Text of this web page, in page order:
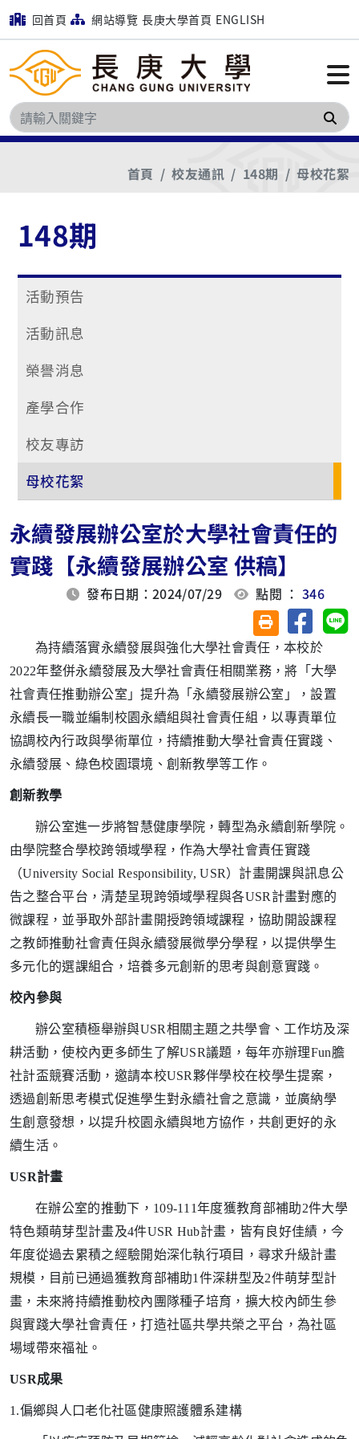
回首頁 網站導覽 長庚大學首頁 ENGLISH
搜
首頁 校友通訊 148期 母校花絮
148期
活動預告
活動訊息
榮譽消息
產學合作
校友專訪
母校花絮
永續發展辦公室於大學社會責任的
實踐【永續發展辦公室 供稿】
發布日期：2024/07/29 點閱 ：346
友善列印(另開視
分享至
為持續落實永續發展與強化大學社會責任，本校於
2022年整併永續發展及大學社會責任相關業務，將「大學
社會責任推動辦公室」提升為「永續發展辦公室」，設置
永續長一職並編制校園永續組與社會責任組，以專責單位
協調校內行政與學術單位，持續推動大學社會責任實踐、
永續發展、綠色校園環境、創新教學等工作。
創新教學
辦公室進一步將智慧健康學院，轉型為永續創新學院。
由學院整合學校跨領域學程，作為大學社會責任實踐
（University Social Responsibility, USR）計畫開課與訊息公
告之整合平台，清楚呈現跨領域學程與各USR計畫對應的
微課程，並爭取外部計畫開授跨領域課程，協助開設課程
之教師推動社會責任與永續發展微學分學程，以提供學生
多元化的選課組合，培養多元創新的思考與創意實踐。
校內參與
辦公室積極舉辦與USR相關主題之共學會、工作坊及深
耕活動，使校內更多師生了解USR議題，每年亦辦理Fun膽
社計盃競賽活動，邀請本校USR夥伴學校在校學生提案，
透過創新思考模式促進學生對永續社會之意識，並廣納學
生創意發想，以提升校園永續與地方協作，共創更好的永
續生活。
USR計畫
在辦公室的推動下，109-111年度獲教育部補助2件大學
特色類萌芽型計畫及4件USR Hub計畫，皆有良好佳績，今
年度從過去累積之經驗開始深化執行項目，尋求升級計畫
規模，目前已通過獲教育部補助1件深耕型及2件萌芽型計
畫，未來將持續推動校內團隊種子培育，擴大校內師生參
與實踐大學社會責任，打造社區共學共榮之平台，為社區
場域帶來福祉。
USR成果
1.偏鄉與人口老化社區健康照護體系建構